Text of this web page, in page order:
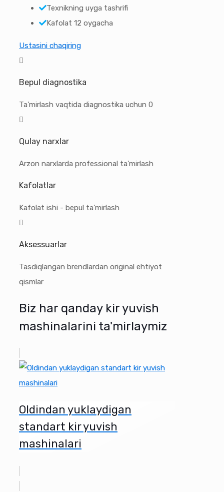
Texnikning uyga tashrifi
Kafolat 12 oygacha
Ustasini chaqiring
Bepul diagnostika
Ta'mirlash vaqtida diagnostika uchun 0
Qulay narxlar
Arzon narxlarda professional ta'mirlash
Kafolatlar
Kafolat ishi - bepul ta'mirlash
Aksessuarlar
Tasdiqlangan brendlardan original ehtiyot
qismlar
Biz har qanday kir yuvish
mashinalarini ta'mirlaymiz
Oldindan yuklaydigan
standart kir yuvish
mashinalari